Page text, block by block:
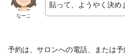
なーこ
貼って、ようやく決め
予約は、サロンへの電話、または